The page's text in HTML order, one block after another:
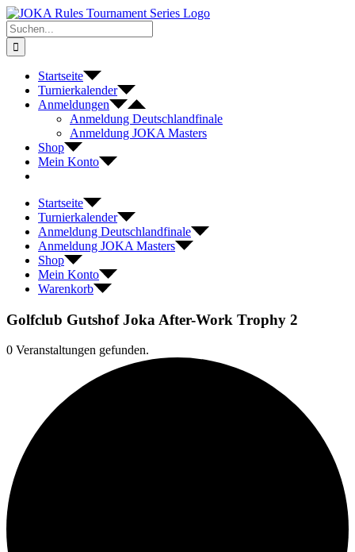
Zum
Inhalt
springen
Suche
nach:
Startseite
Turnierkalender
Anmeldungen
Anmeldung Deutschlandfinale
Anmeldung JOKA Masters
Shop
Mein Konto
Startseite
Turnierkalender
Anmeldung Deutschlandfinale
Anmeldung JOKA Masters
Shop
Mein Konto
Warenkorb
Golfclub Gutshof Joka After-Work Trophy 2
0 Veranstaltungen gefunden.